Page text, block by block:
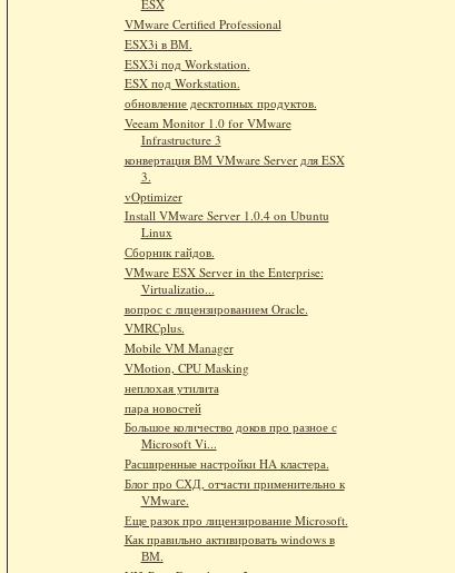
ESX
VMware Certified Professional
ESX3i в ВМ.
ESX3i под Workstation.
ESX под Workstation.
обновление десктопных продуктов.
Veeam Monitor 1.0 for VMware
Infrastructure 3
конвертация ВМ VMware Server для ESX
3.
vOptimizer
Install VMware Server 1.0.4 on Ubuntu
Linux
Сборник гайдов.
VMware ESX Server in the Enterprise:
Virtualizatio...
вопрос с лицензированием Oracle.
VMRCplus.
Mobile VM Manager
VMotion, CPU Masking
неплохая утилита
пара новостей
Большое количество доков про разное с
Microsoft Vi...
Расширенные настройки HA кластера.
Блог про СХД, отчасти применительно к
VMware.
Еще разок про лицензирование Microsoft.
Как правильно активировать windows в
ВМ.